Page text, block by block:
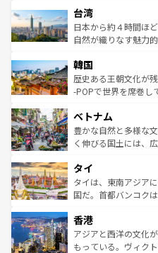
情報は
人々、おいしいロー
ク、伝統的なフラダ
っている。訪れるた
はコンテンツ一覧
リアリーフや大陸中
ク）、タスマニアの
ど、見どころがたく
いる。アクティビテ
ビング、ハイキング
い。オーストラリア
参照してほしい。
台湾
日本から約４時間ほ
自然が織りなす魅力
ン）、静ひつな山岳
と山間の静けさが共
驚きをもたらしてく
容にもいいと評判の
が味わえる
照してほしい。
韓国
歴史ある王朝文化が
-POPで世界を席巻し
き、地方に足を延ば
できる。そして、キ
まで、さまざまな韓
リティに包まれなが
覧を参照してほしい。
ベトナム
豊かな自然と多様な
く伸びる国土には、
急速な発展と共に伝
ーチミン市のフラン
醸し出している。ま
とつ。フォーやバイ
ひ現地で味わいたい
が旅行者を迎えてく
タイ
タイは、東南アジア
国だ。首都バンコク
の活気が交差してい
帯で自然と触れ合い
いビーチでリゾート
香港
アジアと西洋の文化
もっている。ヴィク